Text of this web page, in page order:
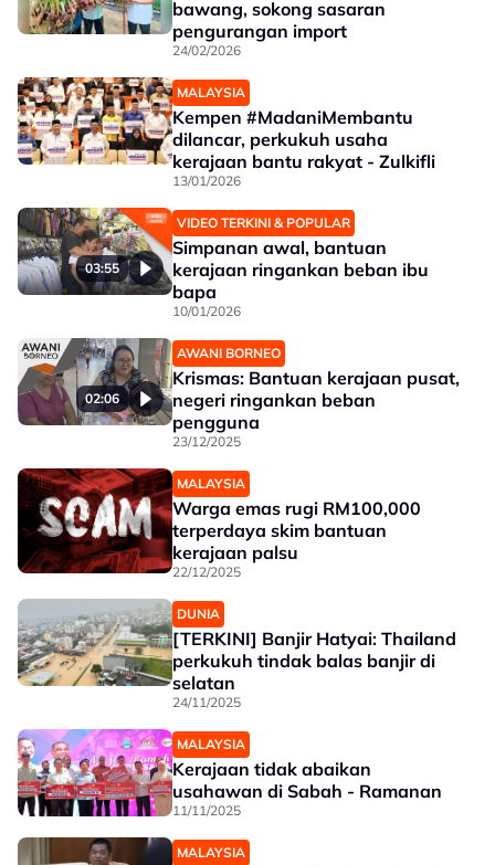
bawang, sokong sasaran
pengurangan import
24/02/2026
MALAYSIA
Kempen #MadaniMembantu
dilancar, perkukuh usaha
kerajaan bantu rakyat - Zulkifli
13/01/2026
03:55
VIDEO TERKINI & POPULAR
Simpanan awal, bantuan
kerajaan ringankan beban ibu
bapa
10/01/2026
02:06
AWANI BORNEO
Krismas: Bantuan kerajaan pusat,
negeri ringankan beban
pengguna
23/12/2025
MALAYSIA
Warga emas rugi RM100,000
terperdaya skim bantuan
kerajaan palsu
22/12/2025
DUNIA
[TERKINI] Banjir Hatyai: Thailand
perkukuh tindak balas banjir di
selatan
24/11/2025
MALAYSIA
Kerajaan tidak abaikan
usahawan di Sabah - Ramanan
11/11/2025
MALAYSIA